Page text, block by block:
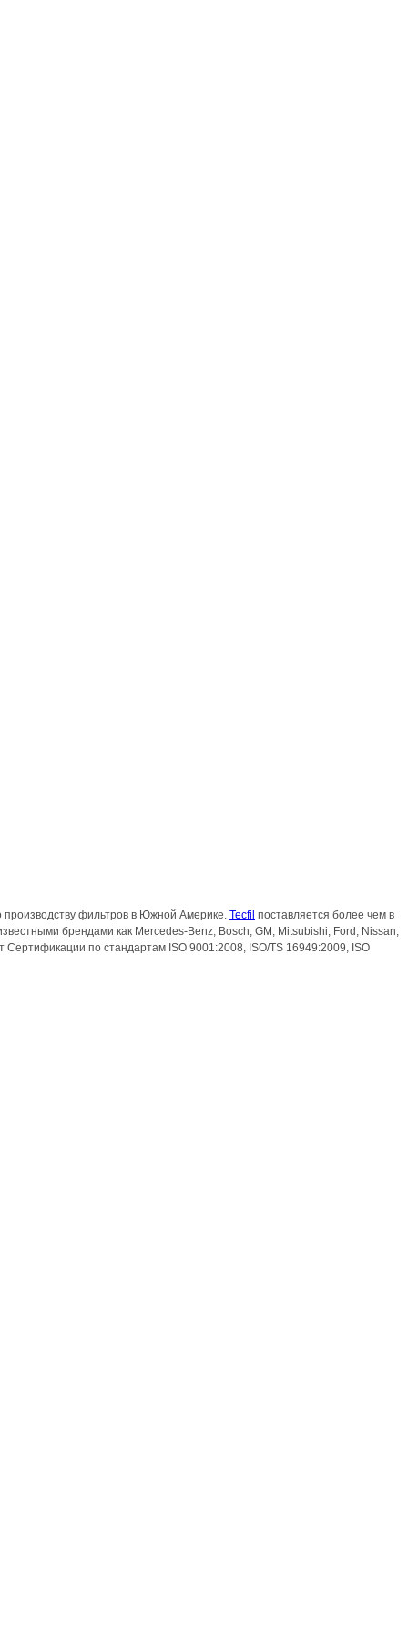
фильтров в Южной Америке. Tecfil поставляется более чем в
брендами как Mercedes-Benz, Bosch, GM, Mitsubishi, Ford, Nissan,
Сертификации по стандартам ISO 9001:2008, ISO/TS 16949:2009, ISO